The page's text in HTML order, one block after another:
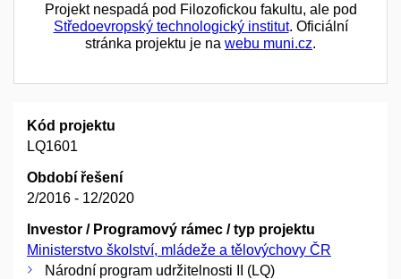
Projekt nespadá pod Filozofickou fakultu, ale pod
Středoevropský technologický institut. Oficiální
stránka projektu je na webu muni.cz.
Kód projektu
LQ1601
Období řešení
2/2016 - 12/2020
Investor / Programový rámec / typ projektu
Ministerstvo školství, mládeže a tělovýchovy ČR
Národní program udržitelnosti II (LQ)